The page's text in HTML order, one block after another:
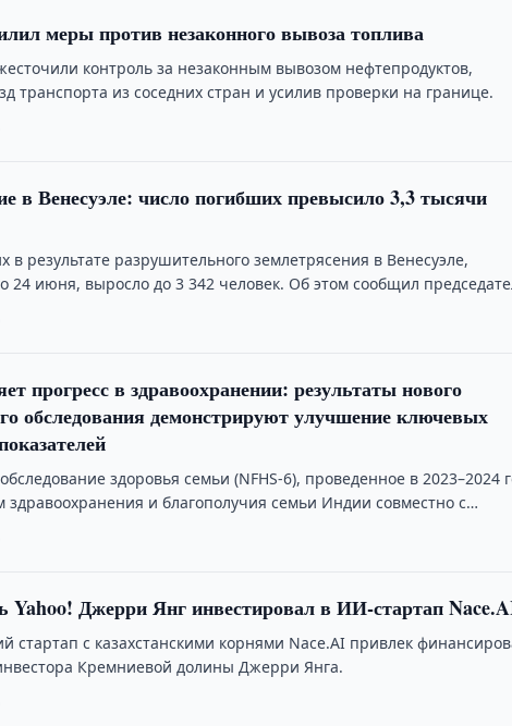
меры против незаконного вывоза топлива
контроль за незаконным вывозом нефтепродуктов,
транспорта из соседних стран и усилив проверки на границе.
в Венесуэле: число погибших превысило 3,3 тысячи
в результате разрушительного землетрясения в Венесуэле,
24 июня, выросло до 3 342 человек. Об этом сообщил
прогресс в здравоохранении: результаты нового
обследования демонстрируют улучшение ключевых
здоровья семьи (NFHS-6), проведенное в 2023–2024
здравоохранения и благополучия семьи Индии совместно с
Yahoo! Джерри Янг инвестировал в ИИ-стартап
стартап с казахстанскими корнями Nace.AI привлек
Кремниевой долины Джерри Янга.